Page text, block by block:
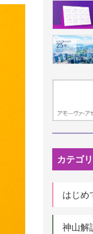
カテゴリ
はじめ
神山解